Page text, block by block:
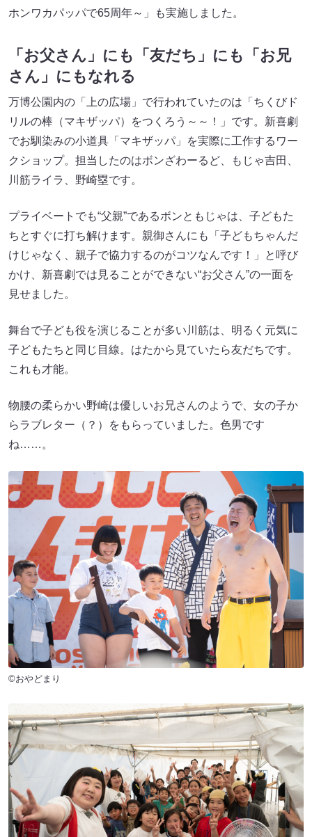
ホンワカパッパで65周年～」も実施しました。
「お父さん」にも「友だち」にも「お兄
さん」にもなれる
万博公園内の「上の広場」で行われていたのは「ちくびド
リルの棒（マキザッパ）をつくろう～～！」です。新喜劇
でお馴染みの小道具「マキザッパ」を実際に工作するワー
クショップ。担当したのはボンざわーるど、もじゃ吉田、
川筋ライラ、野崎塁です。
プライベートでも“父親”であるボンともじゃは、子どもた
ちとすぐに打ち解けます。親御さんにも「子どもちゃんだ
けじゃなく、親子で協力するのがコツなんです！」と呼び
かけ、新喜劇では見ることができない“お父さん”の一面を
見せました。
舞台で子ども役を演じることが多い川筋は、明るく元気に
子どもたちと同じ目線。はたから見ていたら友だちです。
これも才能。
物腰の柔らかい野崎は優しいお兄さんのようで、女の子か
らラブレター（？）をもらっていました。色男です
ね……。
©おやどまり